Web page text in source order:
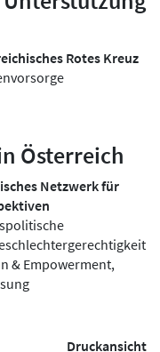
Rotes Kreuz
Österreich
Netzwerk für
& Empowerment,
Druckansicht